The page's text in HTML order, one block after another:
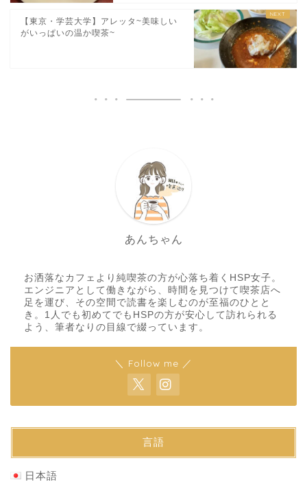
【東京・学芸大学】アレッタ~美味しい
がいっぱいの温か喫茶~
あんちゃん
お洒落なカフェより純喫茶の方が心落ち着くHSP女子。
エンジニアとして働きながら、時間を見つけて喫茶店へ
足を運び、その空間で読書を楽しむのが至福のひとと
き。1人でも初めてでもHSPの方が安心して訪れられる
よう、筆者なりの目線で綴っています。
＼ Follow me ／
言語
日本語